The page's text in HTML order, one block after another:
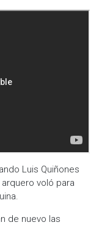
Luis Quiñones
voló para
de nuevo las